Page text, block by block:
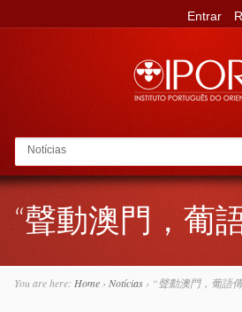
Go to:
Entrar
“聲動澳門，葡
You are here: Home› Notícias› “聲動澳門，葡語